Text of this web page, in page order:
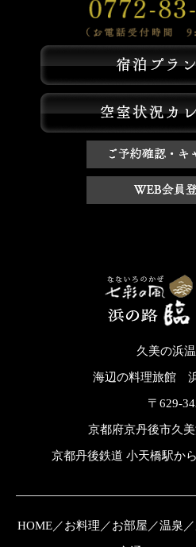
久美の浜
海辺の料理旅館
〒629-
京都府京丹後市久
京都丹後鉄道 小天橋駅か
HOME／お料理 ／お部屋 ／温泉 ／